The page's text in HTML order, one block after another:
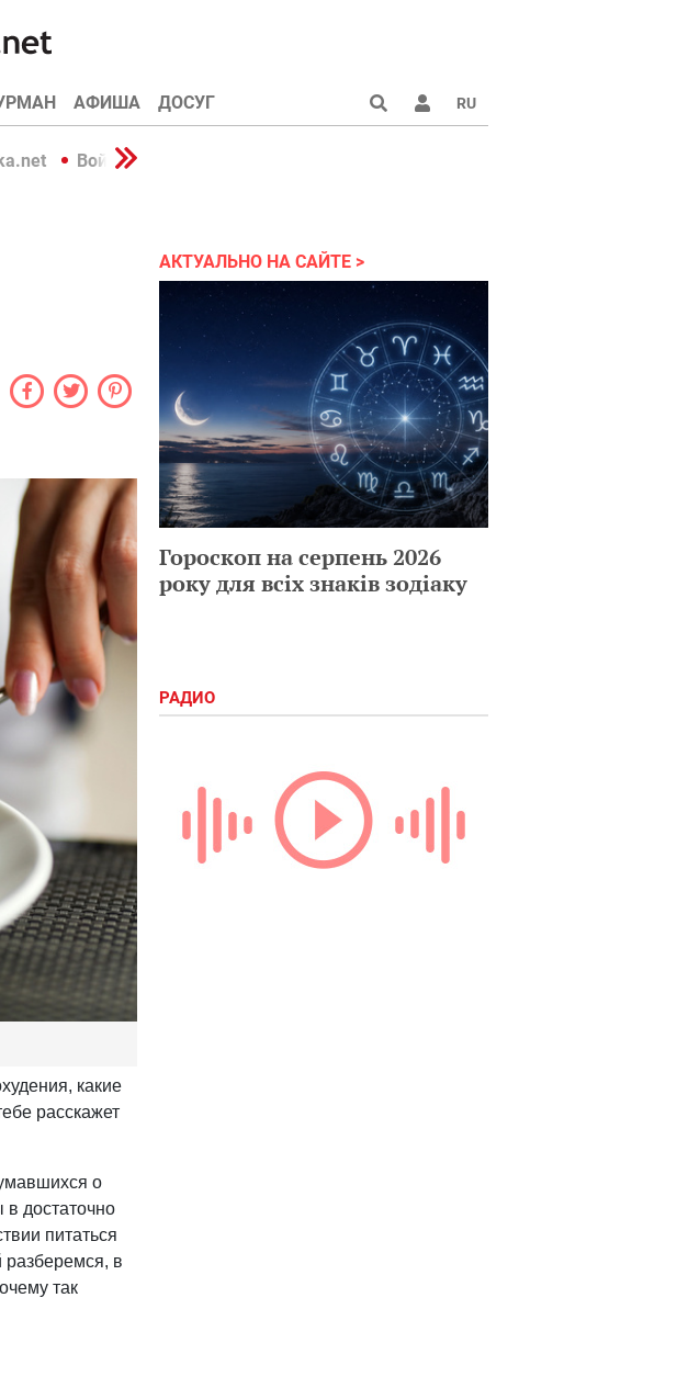
АФИША ДОСУГ RU
Война в Украине 2022
какие
расскажет
о
достаточно
питаться
в
так
АКТУАЛЬНО НА САЙТЕ
Гороскоп на серпень 2026
року для всіх знаків зодіаку
РАДИО